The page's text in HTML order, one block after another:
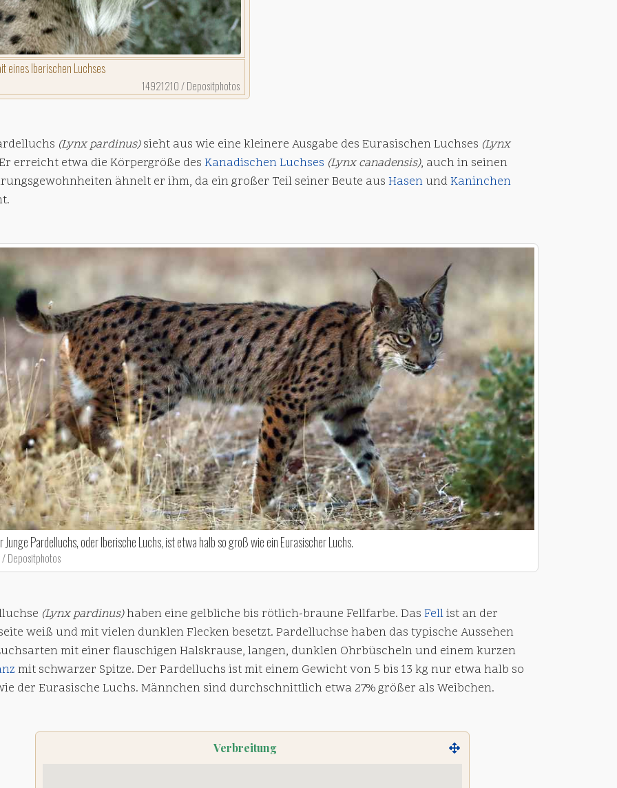
eines Iberischen Luchses
14921210 / Depositphotos
(Lynx pardinus)sieht aus wie eine kleinere Ausgabe des Eurasischen Luchses (Lynx
erreicht etwa die Körpergröße des Kanadischen Luchses (Lynx canadensis), auch in seinen
ähnelt er ihm, da ein großer Teil seiner Beute aus HasenundKaninchen
Junge Pardelluchs, oder Iberische Luchs, ist etwa halb so groß wie ein Eurasischer Luchs.
Depositphotos
(Lynx pardinus)haben eine gelbliche bis rötlich-braune Fellfarbe. Das Fellist an der
weiß und mit vielen dunklen Flecken besetzt. Pardelluchse haben das typische Aussehen
mit einer flauschigen Halskrause, langen, dunklen Ohrbüscheln und einem kurzen
mit schwarzer Spitze. Der Pardelluchs ist mit einem Gewicht von 5 bis 13 kg nur etwa halb so
der Eurasische Luchs. Männchen sind durchschnittlich etwa 27% größer als Weibchen.
Verbreitung